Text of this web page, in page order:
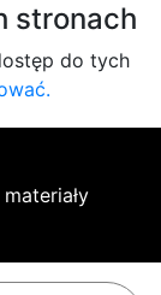
stronach
do tych